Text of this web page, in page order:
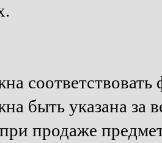
соответствовать
быть указана за
продаже